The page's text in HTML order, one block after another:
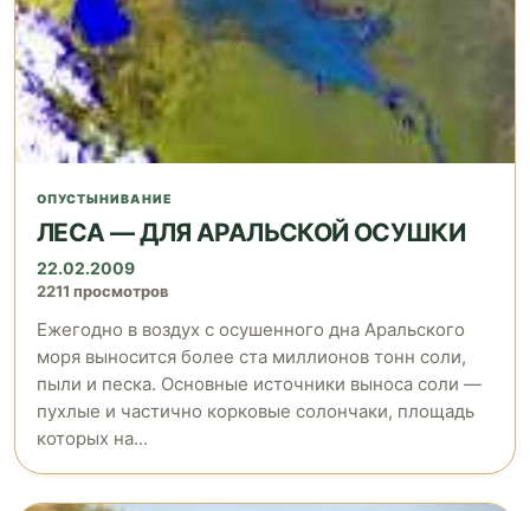
ОПУСТЫНИВАНИЕ
ЛЕСА — ДЛЯ АРАЛЬСКОЙ ОСУШКИ
22.02.2009
2211 просмотров
Ежегодно в воздух с осушенного дна Аральского
моря выносится более ста миллионов тонн соли,
пыли и песка. Основные источники выноса соли —
пухлые и частично корковые солончаки, площадь
которых на...